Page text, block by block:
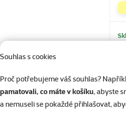
Souhlas s cookies
Proč potřebujeme váš souhlas?
pamatovali, co máte v košíku, abyste
a nemuseli se pokaždé přihlašovat,